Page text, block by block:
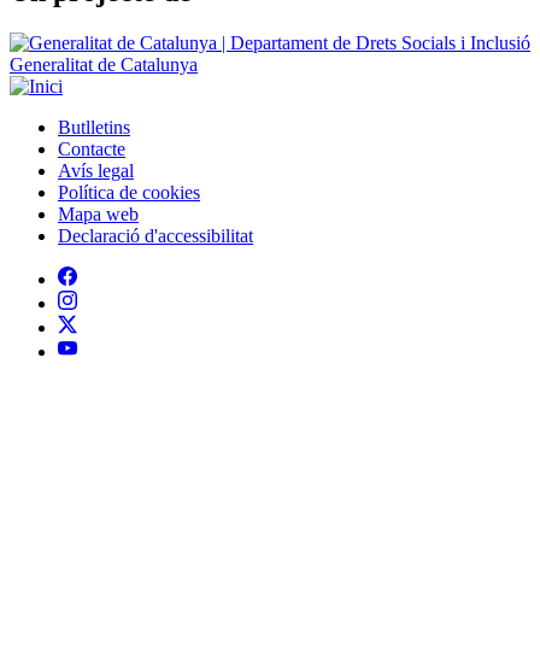
Peu
Butlletins
Contacte
Avís legal
Política de cookies
Mapa web
Declaració d'accessibilitat